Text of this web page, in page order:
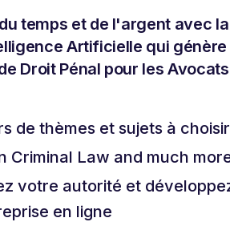
temps et de l'argent avec la
Artificielle qui génère
Droit Pénal pour les
de thèmes et sujets à choisir
Criminal Law and much
votre autorité et
en ligne